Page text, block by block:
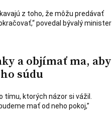
z toho, že môžu predávať
povedal bývalý minister
a objímať ma, aby
súdu
ktorých názor si vážil.
mať od neho pokoj,”